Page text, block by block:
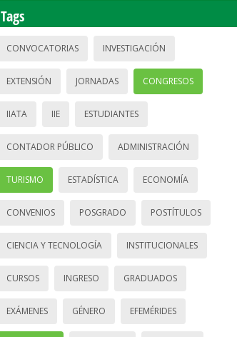
Tags
CONVOCATORIAS INVESTIGACIÓN
EXTENSIÓN JORNADAS CONGRESOS
IIATA IIE ESTUDIANTES
CONTADOR PÚBLICO ADMINISTRACIÓN
TURISMO ESTADÍSTICA ECONOMÍA
CONVENIOS POSGRADO POSTÍTULOS
CIENCIA Y TECNOLOGÍA INSTITUCIONALES
CURSOS INGRESO GRADUADOS
EXÁMENES GÉNERO EFEMÉRIDES